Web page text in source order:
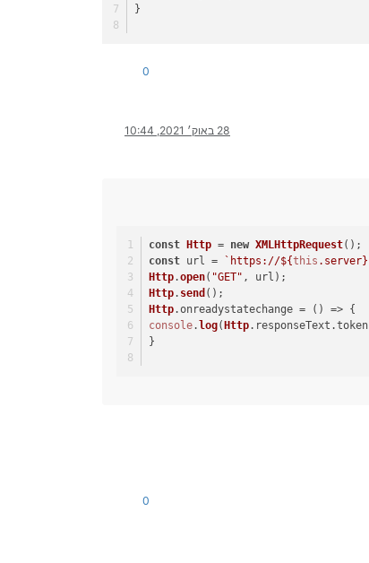
}
0
28 באוק׳ 2021, 10:44
const Http = new XMLHttpRequest();
const url = `https://${this .server}
Http.open( "GET" , url);
Http. send ();
Http.onreadystatechange = () => {
console. log( Http. responseText .token
}
0